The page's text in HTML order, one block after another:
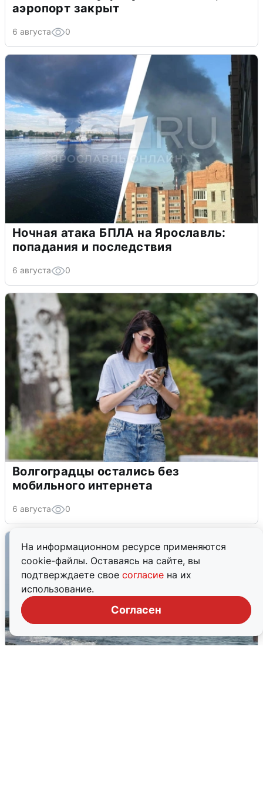
На информационном ресурсе применяются
cookie-файлы. Оставаясь на сайте, вы
подтверждаете свое согласие на их
использование.
Согласен
аэропорт закрыт
6 августа 0
Ночная атака БПЛА на Ярославль:
попадания и последствия
6 августа 0
Волгоградцы остались без
мобильного интернета
6 августа 0